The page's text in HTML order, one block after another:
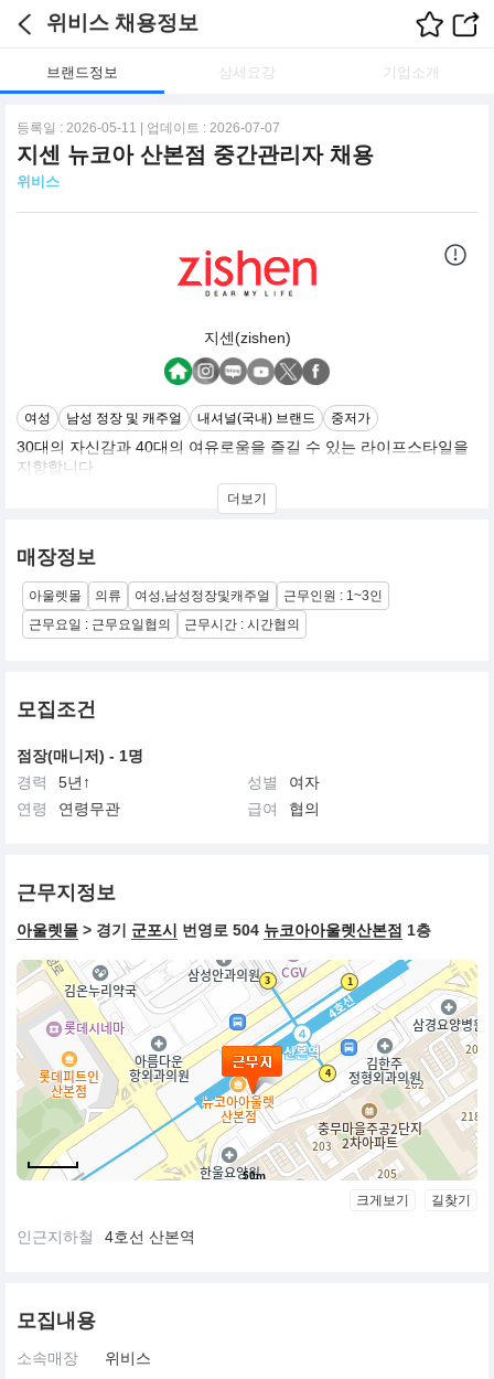
위비스 채용정보
브랜드정보 상세요강 기업소개
등록일 : 2026-05-11 | 업데이트 : 2026-07-07
지센 뉴코아 산본점 중간관리자 채용
위비스
지센(zishen)
여성 남성 정장 및 캐주얼 내셔널(국내) 브랜드 중저가
30대의 자신감과 40대의 여유로움을 즐길 수 있는 라이프스타일을
지향합니다.
일상성과 편안함을 베이스로 일주일의 LIFE STYLE을 제안하는 합
리적 가격의 여성 캐주얼 브랜드입니다.
더보기
매장정보
아울렛몰 의류 여성,남성정장및캐주얼
근무인원 : 1~3인
근무요일 : 근무요일협의
근무시간 : 시간협의
모집조건
점장(매니저) - 1명
경력
5년↑ 성별
여자
연령
연령무관 급여 협의
근무지정보
아울렛몰 > 경기 군포시 번영로 504 뉴코아아울렛산본점 1층
50m
크게보기 길찾기
인근지하철 4호선 산본역
모집내용
소속매장 위비스